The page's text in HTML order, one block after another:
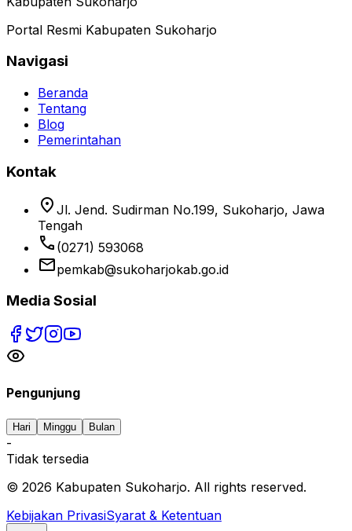
Portal Resmi Kabupaten Sukoharjo
Navigasi
Beranda
Tentang
Blog
Pemerintahan
Kontak
location_on Jl. Jend. Sudirman No.199, Sukoharjo, Jawa
Tengah
phone (0271) 593068
emailpemkab@sukoharjokab.go.id
Media Sosial
Pengunjung
Hari Minggu Bulan
-
Tidak tersedia
© 2026 Kabupaten Sukoharjo. All rights reserved.
Kebijakan PrivasiSyarat & Ketentuan